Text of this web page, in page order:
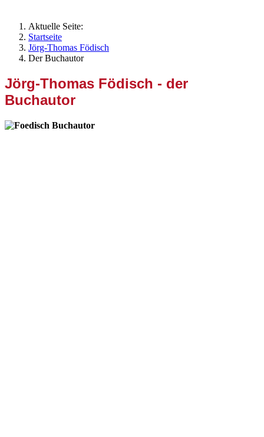
Aktuelle Seite:
Startseite
Jörg-Thomas Födisch
Der Buchautor
Jörg-Thomas Födisch - der
Buchautor